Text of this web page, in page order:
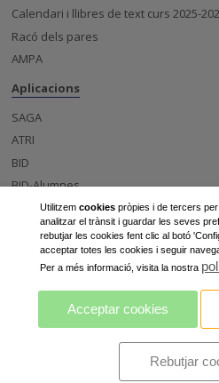
Calendari i llibres de text curs 2025-
Racó dels pares
AMPA
Aplicacions
SAGA
ATRI
BID
BID-Alumnes
Esfera
Centre
Notícies
Projectes d'innovació a l'institut
Utilitzem cookiespròpies i de tercers per
analitzar el trànsit i guardar les seves
rebutjar les cookies fent clic al botó
acceptar totes les cookies i seguir
Per a més informació, visita la nostra
Acceptar cookies
Rebutjar